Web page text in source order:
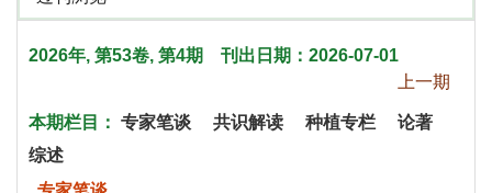
2026年, 第53卷, 第4期 刊出日期：2026-07-01